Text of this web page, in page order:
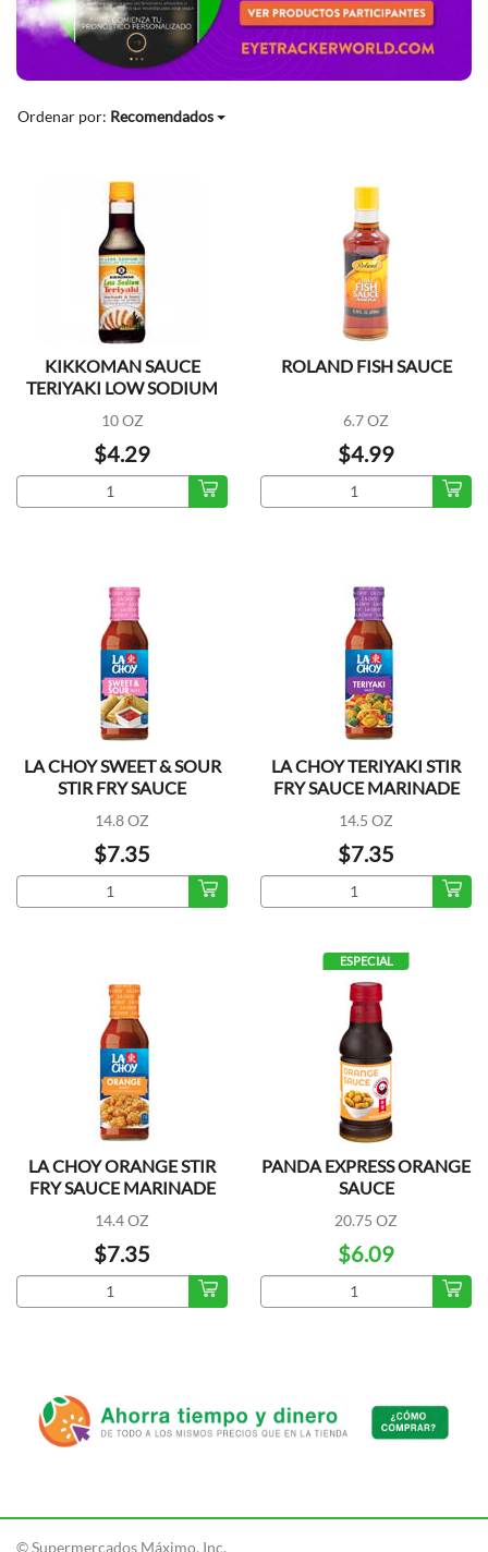
Ordenar por: Recomendados
KIKKOMAN SAUCE
TERIYAKI LOW SODIUM
10 OZ
$4.29
ROLAND FISH SAUCE
6.7 OZ
$4.99
LA CHOY SWEET & SOUR
STIR FRY SAUCE
14.8 OZ
$7.35
LA CHOY TERIYAKI STIR
FRY SAUCE MARINADE
14.5 OZ
$7.35
LA CHOY ORANGE STIR
FRY SAUCE MARINADE
14.4 OZ
$7.35
ESPECIAL
PANDA EXPRESS ORANGE
SAUCE
20.75 OZ
$6.09
© Supermercados Máximo, Inc.